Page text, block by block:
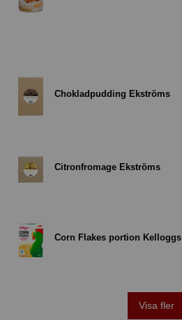
Chokladpudding Ekströms
Citronfromage Ekströms
Corn Flakes portion Kelloggs
Visa fler